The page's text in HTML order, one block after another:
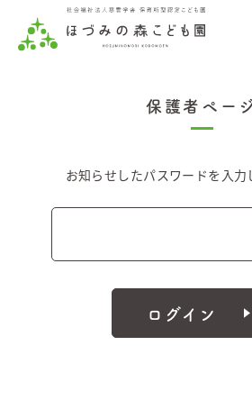
保護者ページ
お知らせしたパスワードを入力